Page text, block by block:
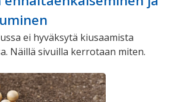
ei hyväksytä kiusaamista
Näillä sivuilla kerrotaan miten.